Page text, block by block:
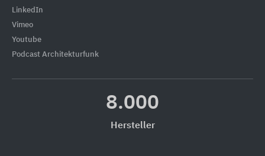
LinkedIn
Vimeo
Youtube
Podcast Architekturfunk
8.000
Hersteller